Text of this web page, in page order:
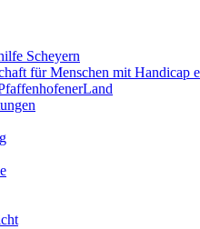
Scheyern
für Menschen mit Handicap